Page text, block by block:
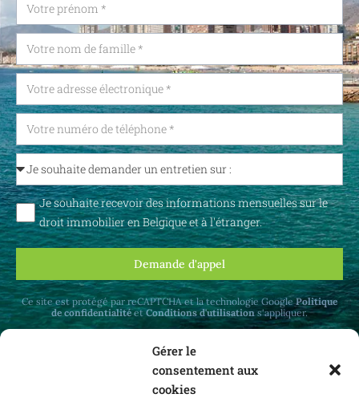
Gérer le
consentement aux
cookies
Je souhaite recevoir des informations mensuelles sur le
droit immobilier en Belgique et à l'étranger.
Demande d'appel
Ce site est protégé par reCAPTCHA et la technologie GooglePolitique
de confidentialitéetConditions d'utilisations'appliquer.